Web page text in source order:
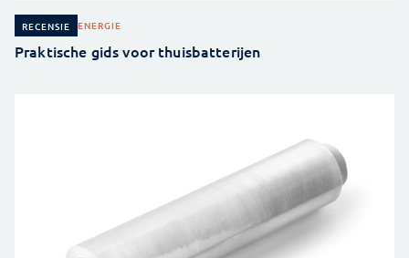
RECENSIE ENERGIE
Praktische gids voor thuisbatterijen